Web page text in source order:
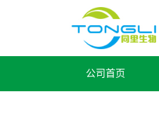
公司首页